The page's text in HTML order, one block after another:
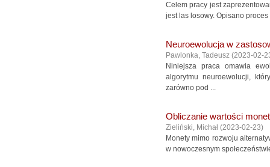
Celem pracy jest
jest las losowy. Opisano
Neuroewolucja w
Pawlonka, Tadeusz (2023-02-
Niniejsza praca omawia
algorytmu neuroewolucji,
zarówno pod ...
Obliczanie wartości
Zieliński, Michał (2023-02-23)
Monety mimo rozwoju
w nowoczesnym